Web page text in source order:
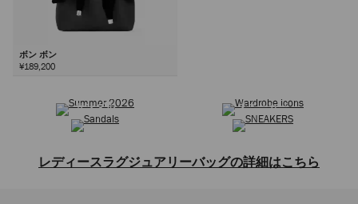
ボン ボン
¥189,200
サンダル
スニーカー
レディースラグジュアリーバッグの詳細はこちら